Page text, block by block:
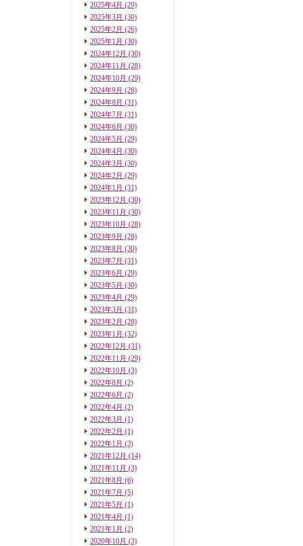
2025年4月 (29)
2025年3月 (30)
2025年2月 (26)
2025年1月 (30)
2024年12月 (30)
2024年11月 (28)
2024年10月 (29)
2024年9月 (28)
2024年8月 (31)
2024年7月 (31)
2024年6月 (30)
2024年5月 (29)
2024年4月 (30)
2024年3月 (30)
2024年2月 (29)
2024年1月 (31)
2023年12月 (30)
2023年11月 (30)
2023年10月 (28)
2023年9月 (28)
2023年8月 (30)
2023年7月 (31)
2023年6月 (29)
2023年5月 (30)
2023年4月 (29)
2023年3月 (31)
2023年2月 (28)
2023年1月 (32)
2022年12月 (31)
2022年11月 (29)
2022年10月 (3)
2022年8月 (2)
2022年6月 (2)
2022年4月 (2)
2022年3月 (1)
2022年2月 (1)
2022年1月 (3)
2021年12月 (14)
2021年11月 (3)
2021年8月 (6)
2021年7月 (5)
2021年5月 (1)
2021年4月 (1)
2021年1月 (2)
2020年10月 (3)